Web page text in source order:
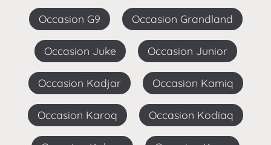
Occasion G9 Occasion Grandland
Occasion Juke Occasion Junior
Occasion Kadjar Occasion Kamiq
Occasion Karoq Occasion Kodiaq